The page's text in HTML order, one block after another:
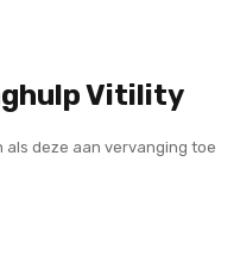
Vitility
deze aan vervanging toe